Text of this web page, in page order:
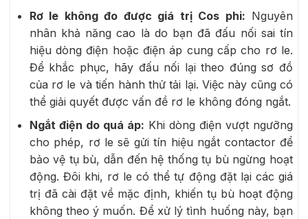
Rơ le không đo được giá trị Cos phi: Nguyên
nhân khả năng cao là do bạn đã đấu nối sai tín
hiệu dòng điện hoặc điện áp cung cấp cho rơ le.
Để khắc phục, hãy đấu nối lại theo đúng sơ đồ
của rơ le và tiến hành thử tải lại. Việc này cũng có
thể giải quyết được vấn đề rơ le không đóng ngắt.
Ngắt điện do quá áp: Khi dòng điện vượt ngưỡng
cho phép, rơ le sẽ gửi tín hiệu ngắt contactor để
bảo vệ tụ bù, dẫn đến hệ thống tụ bù ngừng hoạt
động. Đôi khi, rơ le có thể tự động đặt lại các giá
trị đã cài đặt về mặc định, khiến tụ bù hoạt động
không theo ý muốn. Để xử lý tình huống này, bạn